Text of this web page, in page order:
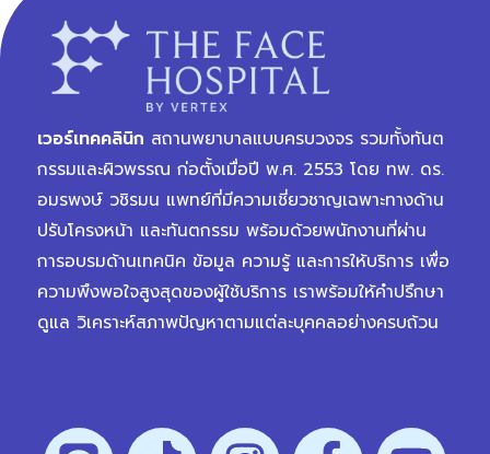
เวอร์เทคคลินิก สถานพยาบาลแบบครบวงจร รวมทั้งทันต
กรรมและผิวพรรณ ก่อตั้งเมื่อปี พ.ศ. 2553 โดย ทพ. ดร.
อมรพงษ์ วชิรมน แพทย์ที่มีความเชี่ยวชาญเฉพาะทางด้าน
ปรับโครงหน้า และทันตกรรม พร้อมด้วยพนักงานที่ผ่าน
การอบรมด้านเทคนิค ข้อมูล ความรู้ และการให้บริการ เพื่อ
ความพึงพอใจสูงสุดของผู้ใช้บริการ เราพร้อมให้คำปรึกษา
ดูแล วิเคราะห์สภาพปัญหาตามแต่ละบุคคลอย่างครบถ้วน